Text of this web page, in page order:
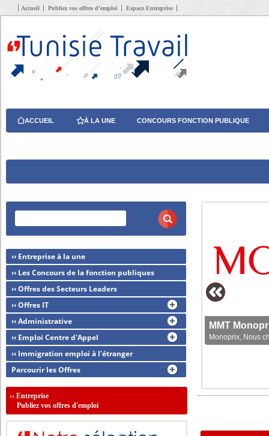
Accueil Publiez vos offres d’emploi Espace Entreprise
ACCUEIL À LA UNE CONCOURS FONCTION PUBLIQUE
MMT
Monoprix, Nous
›› Entreprise à la une
›› Les Concours de la fonction publiques
›› Offres des Secteurs Leaders
›› Offres IT
›› Administrative
›› Emploi Centre d'Appel
›› Immigration emploi à l'étranger
Parcourir les Offres
››Entreprise
Publiez vos offres d'emploi